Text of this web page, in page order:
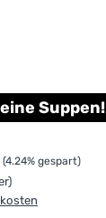
Suppen!
Preis:
(4.24% gespart)